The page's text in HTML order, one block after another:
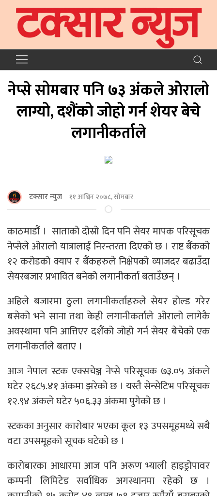
नेप्से सोमबार पनि ७३ अंकले ओरालो
लाग्यो, दशैंको जोहो गर्न शेयर बेचे
लगानीकर्ताले
टक्सार न्युज ११ आश्विन २०७८, सोमबार
काठमाडौं । साताको दोस्रो दिन पनि सेयर मापक परिसूचक
नेप्सेले ओरालो यात्रालाई निरन्तरता दिएको छ । राष्ट बैंकको
१२ करोडको क्याप र बैंकहरुले निक्षेपको व्याजदर बढाउँदा
सेयरबजार प्रभावित बनेको लगानीकर्ता बताउँछन् ।
अहिले बजारमा ठुला लगानीकर्ताहरुले सेयर होल्ड गरेर
बसेको भने साना तथा केही लगानीकर्ताले ओरालो लागेकै
अवस्थामा पनि आत्तिएर दशैंको जोहो गर्न सेयर बेचेको एक
लगानीकर्ताले बताए ।
आज नेपाल स्टक एक्सचेञ्ज नेप्से परिसूचक ७३.०५ अंकले
घटेर २६८५.४१ अंकमा झरेको छ । यस्तै सेन्सेटिभ परिसूचक
१२.९४ अंकले घटेर ५०६.३३ अंकमा पुगेको छ ।
स्टकका अनुसार कारोबार भएका कूल १३ उपसमूहमध्ये सबै
वटा उपसमूहको सूचक घटेको छ ।
कारोबारका आधारमा आज पनि अरूण भ्याली हाइड्रोपावर
कम्पनी लिमिटेड सर्वाधिक अगस्थानमा रहेको छ ।